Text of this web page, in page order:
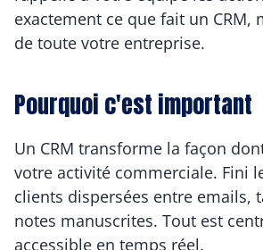
exactement ce que fait un CRM,
de toute votre entreprise.
Pourquoi c'est important
Un CRM transforme la façon
votre activité commerciale. Fini
clients dispersées entre emails,
notes manuscrites. Tout est
accessible en temps réel.